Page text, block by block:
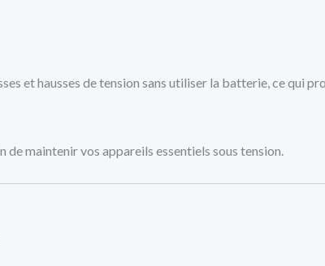
et hausses de tension sans utiliser la batterie, ce qui
maintenir vos appareils essentiels sous tension.